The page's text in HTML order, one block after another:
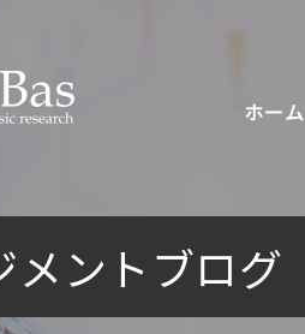
ホーム
メントブログ